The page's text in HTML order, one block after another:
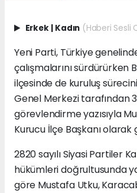
Erkek Kadın (Haberi Sesli
Yeni Parti, Türkiye
çalışmalarını sürdürürken
ilçesinde de kuruluş
Genel Merkezi tarafından
görevlendirme yazısıyla
Kurucu İlçe Başkanı olarak
2820 sayılı Siyasi Partiler
hükümleri doğrultusunda
göre Mustafa Utku,